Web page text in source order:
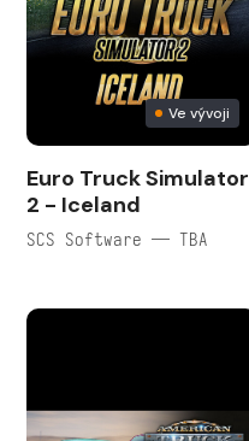
Ve vývoji
Euro Truck Simulator
2 - Iceland
SCS Software — TBA